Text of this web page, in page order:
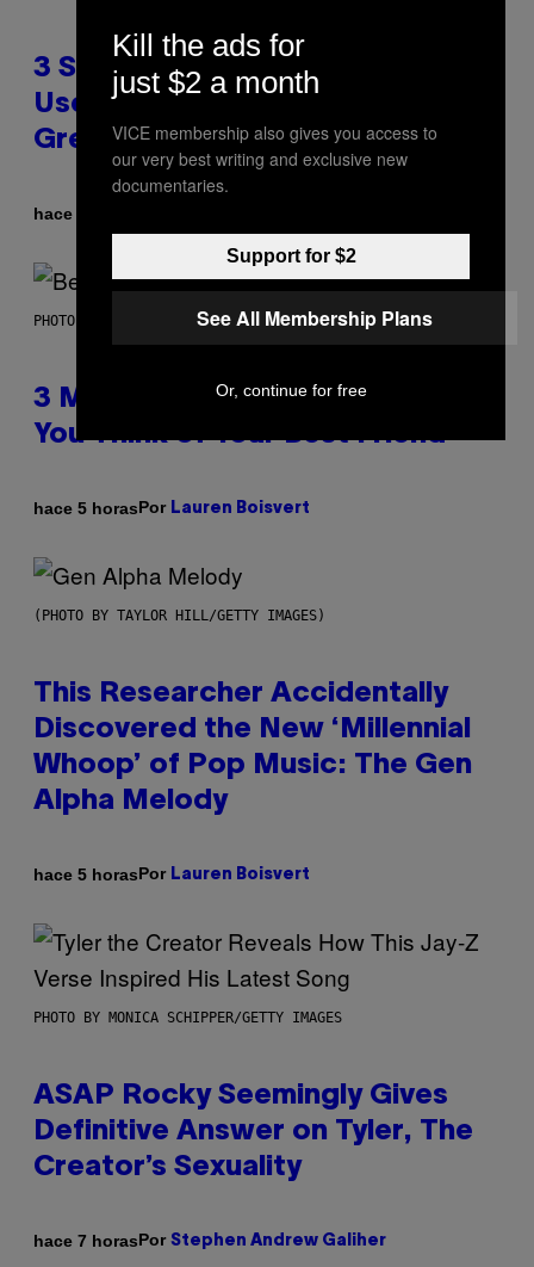
3 Songs That Were Commonly
Used As a Ringtone or Voicemail
Greeting in the 2000s
hace 5 horas
PHOTO BY KEVIN WINTER/GETTY IMAGES FOR RADIO DISNEY
3 Millennial Anthems That Make
You Think of Your Best Friend
hace 5 horasPor Lauren Boisvert
(PHOTO BY TAYLOR HILL/GETTY IMAGES)
This Researcher Accidentally
Discovered the New ‘Millennial
Whoop’ of Pop Music: The Gen
Alpha Melody
hace 5 horasPor Lauren Boisvert
PHOTO BY MONICA SCHIPPER/GETTY IMAGES
ASAP Rocky Seemingly Gives
Definitive Answer on Tyler, The
Creator’s Sexuality
hace 7 horasPor Stephen Andrew Galiher
Kill the ads for
just $2 a month
VICE membership also gives you access to
our very best writing and exclusive new
documentaries.
Support for $2
See All Membership Plans
Or, continue for free